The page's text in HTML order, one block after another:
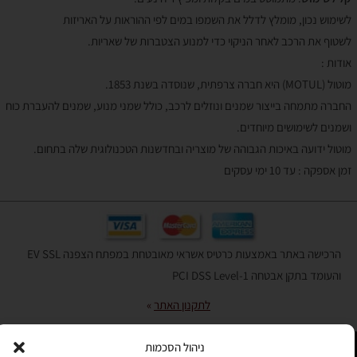
ניהול הסכמות
לשימוש נכון, מומלץ לדלל את השמפו במים לפי ההוראות על האריזות
לשטוף את הרכב לאחר הניקוי כדי למנוע הצטברות של שאריות.
אודות :
מוטול (MOTUL) היא חברה צרפתית, שנוסדה בשנת 1853.
החברה מתמחה בייצור שמנים ונוזלים לרכב, כולל שמני מנוע, שמנים להעברת כוח
ושמנים לשימושים מיוחדים.
מוטול ידועה באיכות הגבוהה של מוצריה ובחדשנות הטכנולוגית שלה בתחום.
זמן אספקה : עד 10 ימי עסקים
הרכישה באתר באמצעות כרטיס אשראי מאובטחת במפתח הצפנה EV SSL
והעומד בתקן אבטחה PCI DSS Level-1
לתקנון האתר»